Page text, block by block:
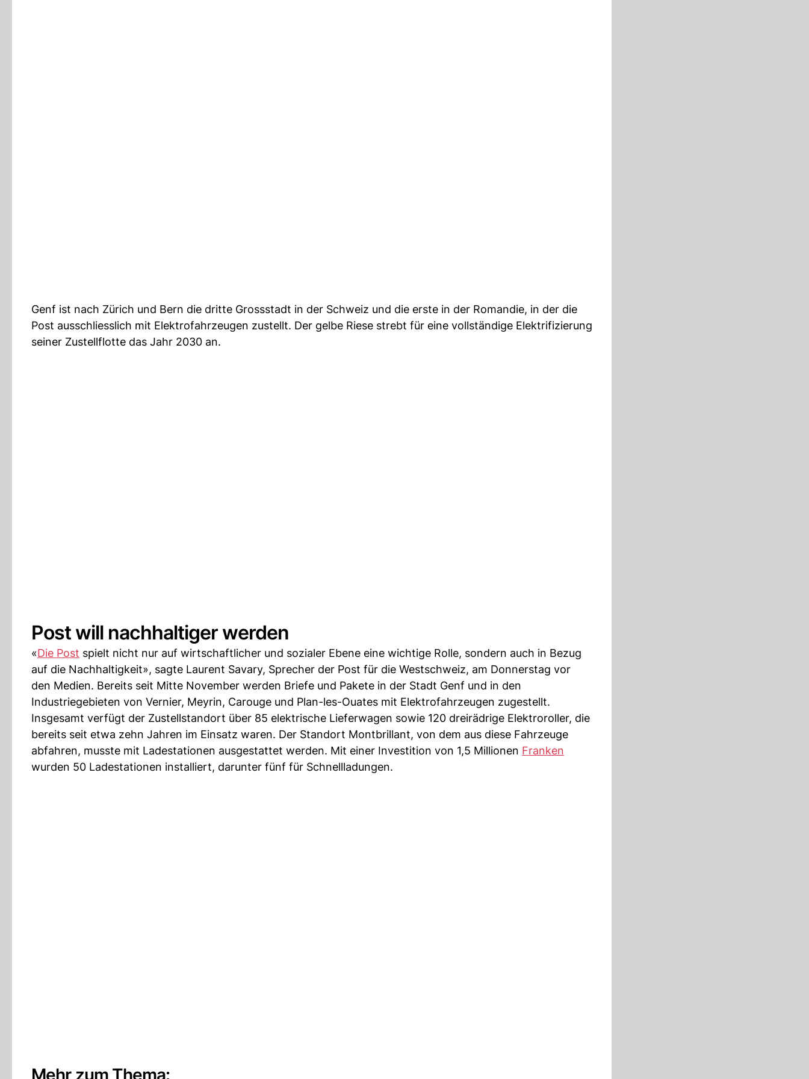
Genf ist nach Zürich und Bern die dritte Grossstadt in der Schweiz und die erste in der Romandie, in der die
Post ausschliesslich mit Elektrofahrzeugen zustellt. Der gelbe Riese strebt für eine vollständige Elektrifizierung
seiner Zustellflotte das Jahr 2030 an.
Post will nachhaltiger werden
«Die Post spielt nicht nur auf wirtschaftlicher und sozialer Ebene eine wichtige Rolle, sondern auch in Bezug
auf die Nachhaltigkeit», sagte Laurent Savary, Sprecher der Post für die Westschweiz, am Donnerstag vor
den Medien. Bereits seit Mitte November werden Briefe und Pakete in der Stadt Genf und in den
Industriegebieten von Vernier, Meyrin, Carouge und Plan-les-Ouates mit Elektrofahrzeugen zugestellt.
Insgesamt verfügt der Zustellstandort über 85 elektrische Lieferwagen sowie 120 dreirädrige Elektroroller, die
bereits seit etwa zehn Jahren im Einsatz waren. Der Standort Montbrillant, von dem aus diese Fahrzeuge
abfahren, musste mit Ladestationen ausgestattet werden. Mit einer Investition von 1,5 Millionen Franken
wurden 50 Ladestationen installiert, darunter fünf für Schnellladungen.
Mehr zum Thema: